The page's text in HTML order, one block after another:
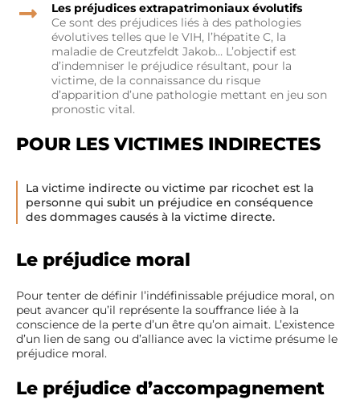
Les préjudices extrapatrimoniaux évolutifs
Ce sont des préjudices liés à des pathologies
évolutives telles que le VIH, l’hépatite C, la
maladie de Creutzfeldt Jakob… L’objectif est
d’indemniser le préjudice résultant, pour la
victime, de la connaissance du risque
d’apparition d’une pathologie mettant en jeu son
pronostic vital.
POUR LES VICTIMES INDIRECTES
La victime indirecte ou victime par ricochet est la
personne qui subit un préjudice en conséquence
des dommages causés à la victime directe.
Le préjudice moral
Pour tenter de définir l’indéfinissable préjudice moral, on
peut avancer qu’il représente la souffrance liée à la
conscience de la perte d’un être qu’on aimait. L’existence
d’un lien de sang ou d’alliance avec la victime présume le
préjudice moral.
Le préjudice d’accompagnement